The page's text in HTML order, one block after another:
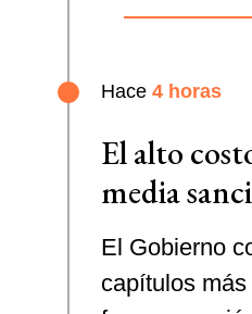
Hace 4 horas
El alto
media
El Gobierno
capítulos